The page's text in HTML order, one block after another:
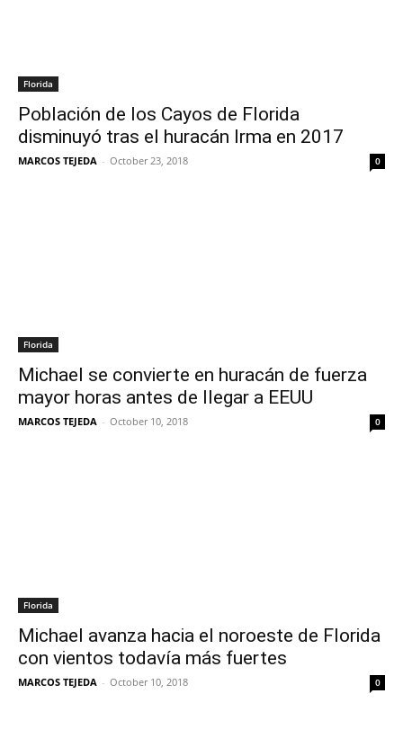
Florida
Población de los Cayos de Florida
disminuyó tras el huracán Irma en 2017
MARCOS TEJEDA - October 23, 2018 0
Florida
Michael se convierte en huracán de fuerza
mayor horas antes de llegar a EEUU
MARCOS TEJEDA - October 10, 2018 0
Florida
Michael avanza hacia el noroeste de Florida
con vientos todavía más fuertes
MARCOS TEJEDA - October 10, 2018 0